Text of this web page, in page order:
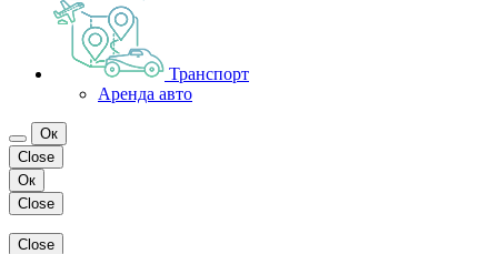
Транспорт
Аренда авто
Ок
Close
Ок
Close
Close